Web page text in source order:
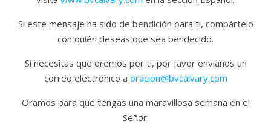
Si este mensaje ha sido de bendición para ti, compártelo
con quién deseas que sea bendecido.
Si necesitas que oremos por ti, por favor envíanos un
correo electrónico a oracion@bvcalvary.com
Oramos para que tengas una maravillosa semana en el
Señor.